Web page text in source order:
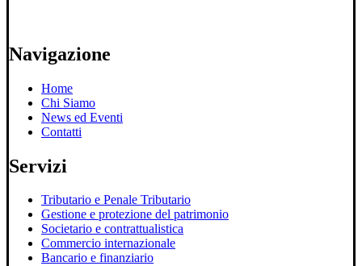
Navigazione
Home
Chi Siamo
News ed Eventi
Contatti
Servizi
Tributario e Penale Tributario
Gestione e protezione del patrimonio
Societario e contrattualistica
Commercio internazionale
Bancario e finanziario